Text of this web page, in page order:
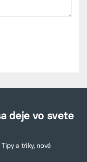
deje vo svete
a triky, nové